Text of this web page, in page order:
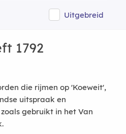
Uitgebreid
1792
die rijmen op 'Koeweit',
uitspraak en
gebruikt in het Van